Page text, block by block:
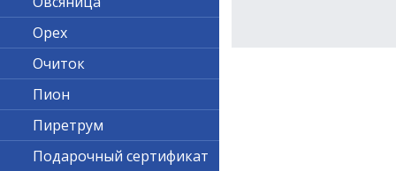
Орех
Очиток
Пион
Пиретрум
Подарочный сертификат